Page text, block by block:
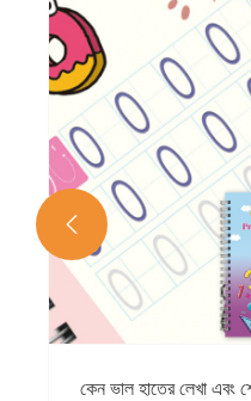
কেন ভাল হাতের লেখা এবং
